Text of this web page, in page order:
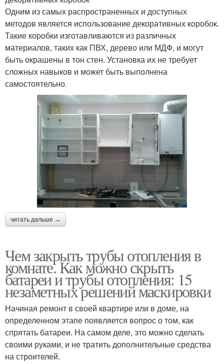
Одним из самых распространенных и доступных
методов является использование декоративных коробок.
Такие коробки изготавливаются из различных
материалов, таких как ПВХ, дерево или МДФ, и могут
быть окрашены в тон стен. Установка их не требует
сложных навыков и может быть выполнена
самостоятельно.
читать дальше →
Чем закрыть трубы отопления в
комнате. Как можно скрыть
батареи и трубы отопления: 15
незаметных решений маскировки
Начиная ремонт в своей квартире или в доме, на
определенном этапе появляется вопрос о том, как
спрятать батареи. На самом деле, это можно сделать
своими руками, и не тратить дополнительные средства
на строителей.